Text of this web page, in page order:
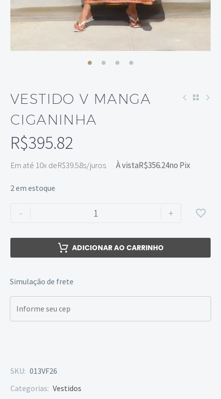
VESTIDO V MANGA
CIGANINHA
R$395.82
Em até 10x deR$39.58s/juros À vistaR$356.24no Pix
2 em estoque
- +
ADICIONAR AO CARRINHO
Simulação de frete
SKU: 013VF26
Categorias: Vestidos